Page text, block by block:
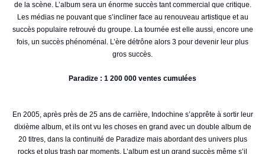
de la scène. L’album sera un énorme succès tant commercial que critique.
Les médias ne pouvant que s’incliner face au renouveau artistique et au
succès populaire retrouvé du groupe. La tournée est elle aussi, encore une
fois, un succès phénoménal. L’ère détrône alors 3 pour devenir leur plus
gros succès.
Paradize : 1 200 000 ventes cumulées
En 2005, après près de 25 ans de carrière, Indochine s’apprête à sortir leur
dixième album, et ils ont vu les choses en grand avec un double album de
20 titres, dans la continuité de Paradize mais abordant des univers plus
rocks et plus trash par moments. L’album est un grand succès même s’il